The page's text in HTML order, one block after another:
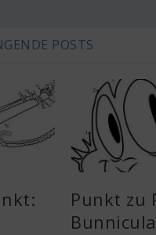
POSTS
Punkt zu
Bunnicula